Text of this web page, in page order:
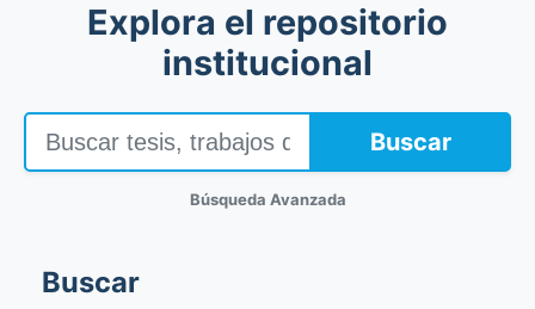
Explora el repositorio
institucional
Buscar
Búsqueda Avanzada
Buscar